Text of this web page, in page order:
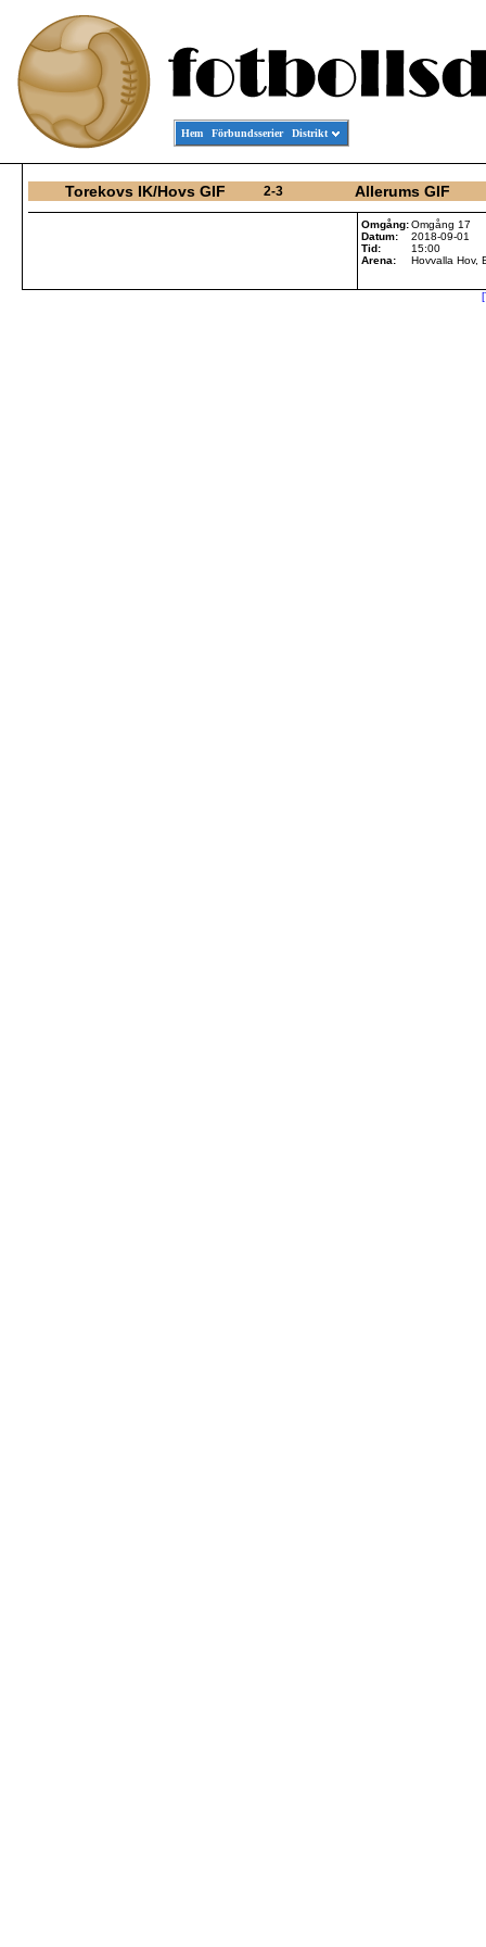
Hem Förbundsserier Distrikt
Torekovs IK/Hovs GIF 2-3 Allerums GIF
Omgång:Omgång 17
Datum:
2018-09-01
Tid:
15:00
Arena:
Hovvalla Hov,